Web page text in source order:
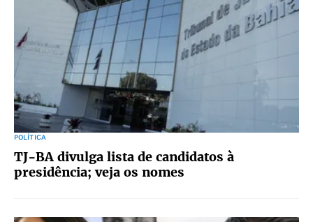
POLÍTICA
TJ-BA divulga lista de candidatos à
presidência; veja os nomes